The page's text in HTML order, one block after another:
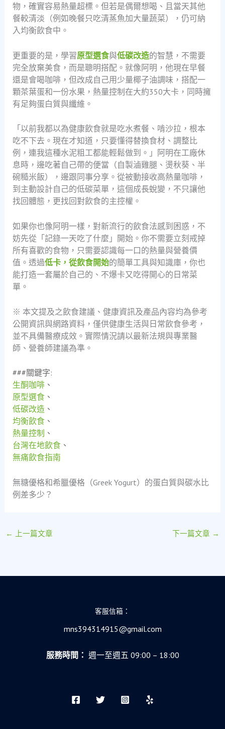
物，確實容易熱量超標。但若是偶爾想喝、且當天其他
餐較清淡（例如晚餐只吃清蒸魚加大量蔬菜），仍可納
入均衡飲食中。
更重要的是，學習原型選食與低碳改造的智慧，不需要
完全放棄美食，而是聰明搭配。就像阿明，他現在早餐
還是會喝咖啡，但改成自己用少量椰子油調味，搭配一
顆茶葉蛋和一份水果，熱量控制在大約350大卡，同時擁
有足夠蛋白質與纖維。
「以前我都以為健康飲食就是吃水煮餐、啃沙拉，根本
吃不下去。現在才知道，只要懂得替換食材、調整比
例，連我這種水泥粗工都能輕鬆做到。」阿明在工廠休
息時，邊吃著自己帶的便當（自製滷雞腿、燙秋葵、半
碗糙米飯），邊跟同事分享。從被動接收高熱量咖啡，
到主動設計自己的低碳菜單，這個成長蛻變，不只讓他
找回體態，更找回對飲食的主控權。
如果你也像阿明一樣，對新流行的飲食法感到困惑，不
妨先從「記錄一天吃了什麼」開始。你不需要立刻戒掉
所有喜歡的食物，只需要認識每一口的熱量與營養價
值。透過低卡，從飲食開始的簡單工具與知識庫，你也
能打造一套屬於自己的、不爆卡又吃得開心的日常菜
單。
※ 本文提及之飲食建議、健康資訊及產品內容均為參考
公開資訊與網路資料，僅供健康生活與日常飲食參考，
並不具備醫療成效。實際情況請以最新法規與專業醫
師、營養師建議為準。
###關鍵字:
生酮咖啡、
原型選食、
低碳改造 、
均衡飲食、
熱量控制 、
台灣在地飲食、
無痛飲食指南
無糖優格和希臘優格（Greek Yogurt）的蛋白質與碳水比
例差多少？
← 上一篇文章 下一篇文章 →
客服信箱：
mns394314915@gmail.com
服務時間： 週一至週五 09:00 – 18:00